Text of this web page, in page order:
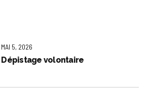
MAI 5, 2026
Dépistage volontaire